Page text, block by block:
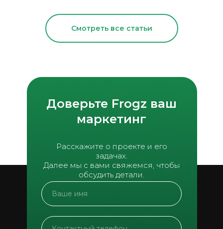
Смотреть все статьи
Расскажите о проекте и его
задачах.
Далее мы с вами свяжемся, чтобы
обсудить детали.
Доверьте Frogz ваш
маркетинг